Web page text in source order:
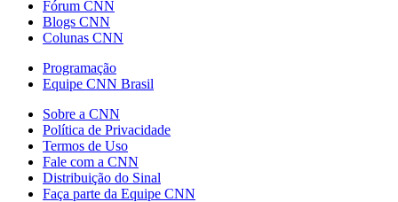
Fórum CNN
Blogs CNN
Colunas CNN
Programação
Equipe CNN Brasil
Sobre a CNN
Política de Privacidade
Termos de Uso
Fale com a CNN
Distribuição do Sinal
Faça parte da Equipe CNN